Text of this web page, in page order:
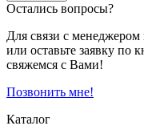
Остались вопросы?
Для связи с
или оставьте заявку
свяжемся с Вами!
Позвонить мне!
Каталог